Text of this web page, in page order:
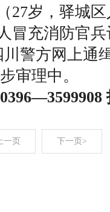
27岁，驿城区
冒充消防官
川警方网上通
审理中。
一页 下一页>